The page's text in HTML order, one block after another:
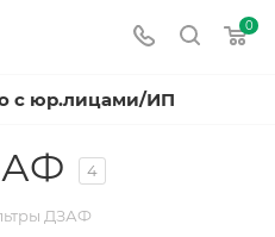
0
с юр.лицами/ИП
4
ДЗАФ